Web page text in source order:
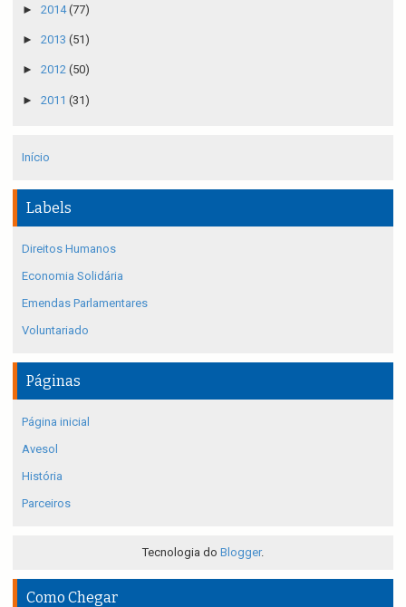
► 2014(77)
► 2013 (51)
► 2012 (50)
► 2011 (31)
Início
Labels
Direitos Humanos
Economia Solidária
Emendas Parlamentares
Voluntariado
Páginas
Página inicial
Avesol
História
Parceiros
Tecnologia do Blogger.
Como Chegar